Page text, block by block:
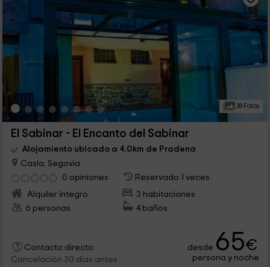
38 Fotos
El Sabinar - El Encanto del Sabinar
Alojamiento ubicado a 4.0km de Pradena
Casla, Segovia
0 opiniones
Reservado 1 veces
Alquiler íntegro
3 habitaciones
6 personas
4 baños
Contacto directo
Cancelación 30 días antes
desde 65€
persona y noche